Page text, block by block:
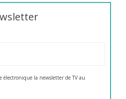
électronique la newsletter de TV au